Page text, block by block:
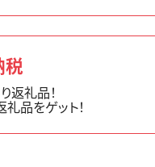
税
返礼品！
品をゲット！